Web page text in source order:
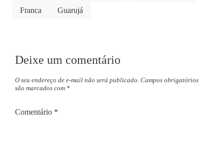
Franca
Guarujá
Deixe um comentário
O seu endereço de e-mail não será publicado. Campos obrigatórios
são marcados com *
Comentário *